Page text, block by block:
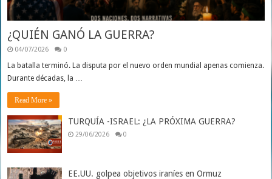
¿QUIÉN GANÓ LA GUERRA?
04/07/2026 0
La batalla terminó. La disputa por el nuevo orden mundial apenas comienza.
Durante décadas, la …
Read More »
TURQUÍA -ISRAEL: ¿LA PRÓXIMA GUERRA?
29/06/2026 0
EE.UU. golpea objetivos iraníes en Ormuz